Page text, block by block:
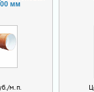
мм
м.п.